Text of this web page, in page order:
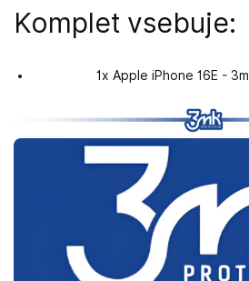
Komplet vsebuje:
1x Apple iPhone 16E -